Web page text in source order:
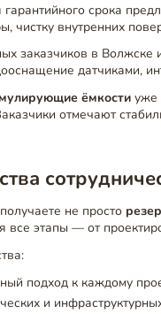
срока
чистку внутренних
заказчиков в Волжске
датчиками,
ёмкости уже
отмечают
не просто
этапы — от
подход к каждому
и